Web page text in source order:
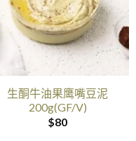
生酮牛油果鹰嘴豆泥
200g(GF/V)
$80